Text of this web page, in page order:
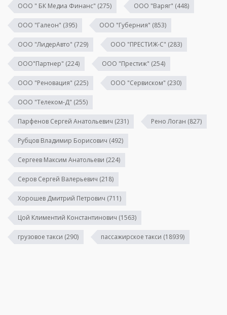
ООО " БК Медиа Финанс" (275) ООО "Варяг" (448)
ООО "Галеон" (395) ООО "Губерния" (853)
ООО "ЛидерАвто" (729) ООО "ПРЕСТИЖ-С" (283)
ООО"Партнер" (224) ООО "Престиж" (254)
ООО "Реновация" (225) ООО "Сервиском" (230)
ООО "Телеком-Д" (255)
Парфенов Сергей Анатольевич (231) Рено Логан (827)
Рубцов Владимир Борисович (492)
Сергеев Максим Анатольеви (224)
Серов Сергей Валерьевич (218)
Хорошев Дмитрий Петрович (711)
Цой Климентий Константинович (1563)
грузовое такси (290) пассажирское такси (18939)